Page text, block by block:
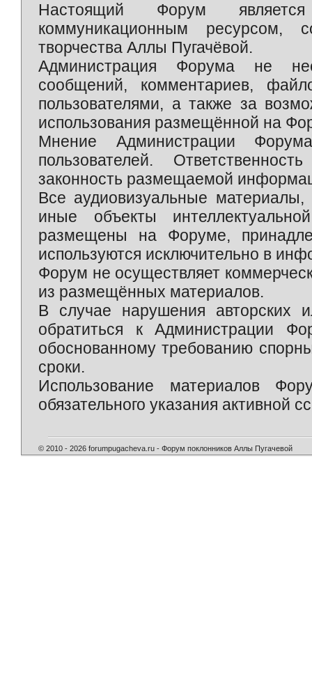
Настоящий Форум является
коммуникационным ресурсом,
творчества Аллы Пугачёвой.
Администрация Форума не
сообщений, комментариев,
пользователями, а также за
использования размещённой на
Мнение Администрации
пользователей.
законность размещаемой
Все аудиовизуальные
иные объекты
размещены на Форуме,
используются исключительно в
Форум не осуществляет
из размещённых материалов.
В случае нарушения авторских
обратиться к Администрации
обоснованному требованию
сроки.
Использование материалов
обязательного указания активной
© 2010 - 2026 forumpugacheva.ru - Форум поклонников Аллы Пугачевой